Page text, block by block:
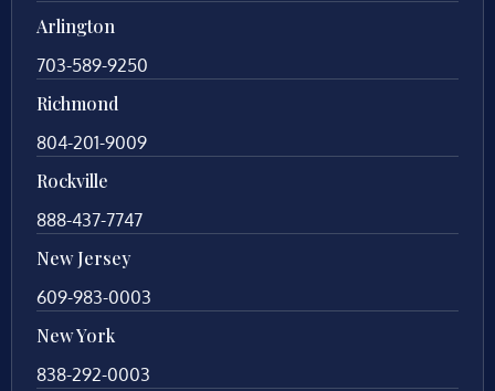
Arlington
703-589-9250
Richmond
804-201-9009
Rockville
888-437-7747
New Jersey
609-983-0003
New York
838-292-0003